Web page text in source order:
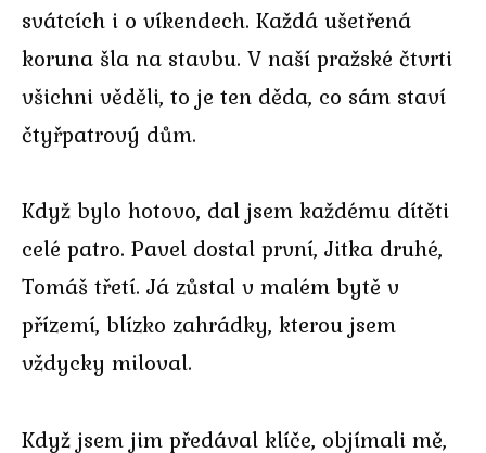
svátcích i o víkendech. Každá ušetřená
koruna šla na stavbu. V naší pražské čtvrti
všichni věděli, to je ten děda, co sám staví
čtyřpatrový dům.
Když bylo hotovo, dal jsem každému dítěti
celé patro. Pavel dostal první, Jitka druhé,
Tomáš třetí. Já zůstal v malém bytě v
přízemí, blízko zahrádky, kterou jsem
vždycky miloval.
Když jsem jim předával klíče, objímali mě,